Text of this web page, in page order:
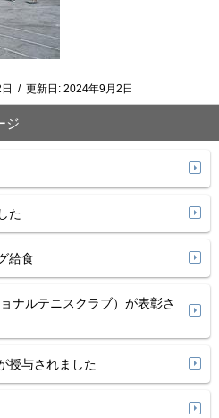
/ 更新日: 2024年9月2日
ジ
た
給食
ナルテニスクラブ）が表彰さ
授与されました